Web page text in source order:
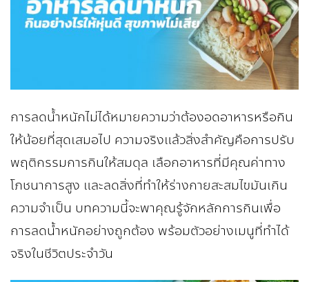
การลดน้ำหนักไม่ได้หมายความว่าต้องอดอาหารหรือกิน
ให้น้อยที่สุดเสมอไป ความจริงแล้วสิ่งสำคัญคือการปรับ
พฤติกรรมการกินให้สมดุล เลือกอาหารที่มีคุณค่าทาง
โภชนาการสูง และลดสิ่งที่ทำให้ร่างกายสะสมไขมันเกิน
ความจำเป็น บทความนี้จะพาคุณรู้จักหลักการกินเพื่อ
การลดน้ำหนักอย่างถูกต้อง พร้อมตัวอย่างเมนูที่ทำได้
จริงในชีวิตประจำวัน